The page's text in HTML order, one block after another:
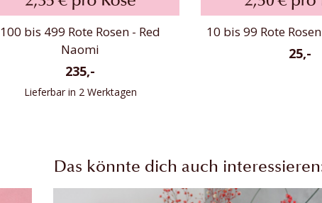
100 bis 499 Rote Rosen - Red
Naomi
235,-
Lieferbar in 2 Werktagen
10 bis 99 Rote
25,-
Das könnte dich auch